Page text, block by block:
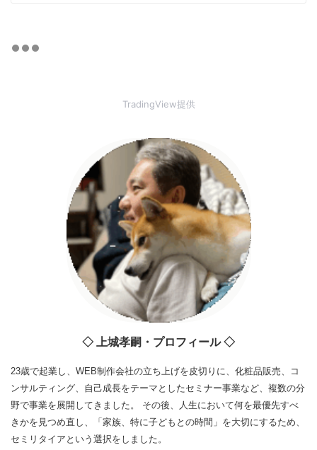
TradingView提供
◇ 上城孝嗣・プロフィール ◇
23歳で起業し、WEB制作会社の立ち上げを皮切りに、化粧品販売、コ
ンサルティング、自己成長をテーマとしたセミナー事業など、複数の分
野で事業を展開してきました。 その後、人生において何を最優先すべ
きかを見つめ直し、「家族、特に子どもとの時間」を大切にするため、
セミリタイアという選択をしました。